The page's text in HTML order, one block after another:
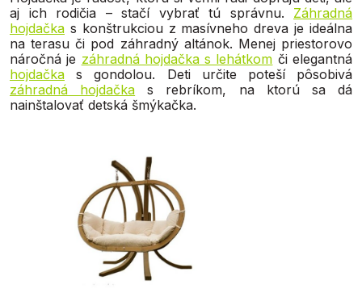
aj ich rodičia – stačí vybrať tú správnu. Záhradná
hojdačka s konštrukciou z masívneho dreva je ideálna
na terasu či pod záhradný altánok. Menej priestorovo
náročná je záhradná hojdačka s lehátkom či elegantná
hojdačka s gondolou. Deti určite poteší pôsobivá
záhradná hojdačka s rebríkom, na ktorú sa dá
nainštalovať detská šmýkačka.